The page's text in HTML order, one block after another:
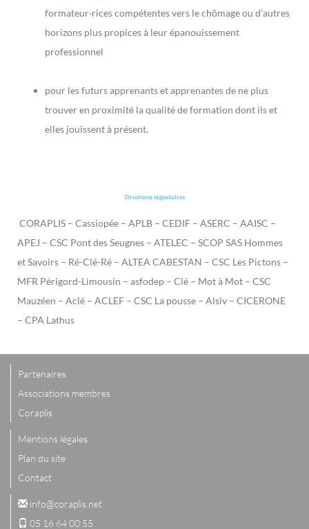
formateur·rices compétentes vers le chômage ou d’autres
horizons plus propices à leur épanouissement
professionnel
pour les futurs apprenants et apprenantes de ne plus
trouver en proximité la qualité de formation dont ils et
elles jouissent à présent.
Structures signataires
CORAPLIS – Cassiopée – APLB – CEDIF – ASERC – AAISC –
APEJ – CSC Pont des Seugnes – ATELEC – SCOP SAS Hommes
et Savoirs – Ré-Clé-Ré – ALTEA CABESTAN – CSC Les Pictons –
MFR Périgord-Limousin – asfodep – Clé – Mot à Mot – CSC
Mauzéen – Aclé – ACLEF – CSC La pousse – Alsiv – CICERONE
– CPA Lathus
Partenaires
Associations membres
Coraplis
Mentions légales
Plan du site
Contact
info@coraplis.net
05 16 64 00 55